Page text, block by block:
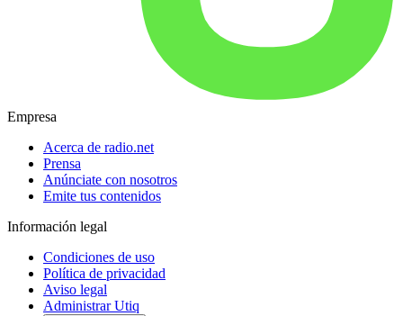
Empresa
Acerca de radio.net
Prensa
Anúnciate con nosotros
Emite tus contenidos
Información legal
Condiciones de uso
Política de privacidad
Aviso legal
Administrar Utiq